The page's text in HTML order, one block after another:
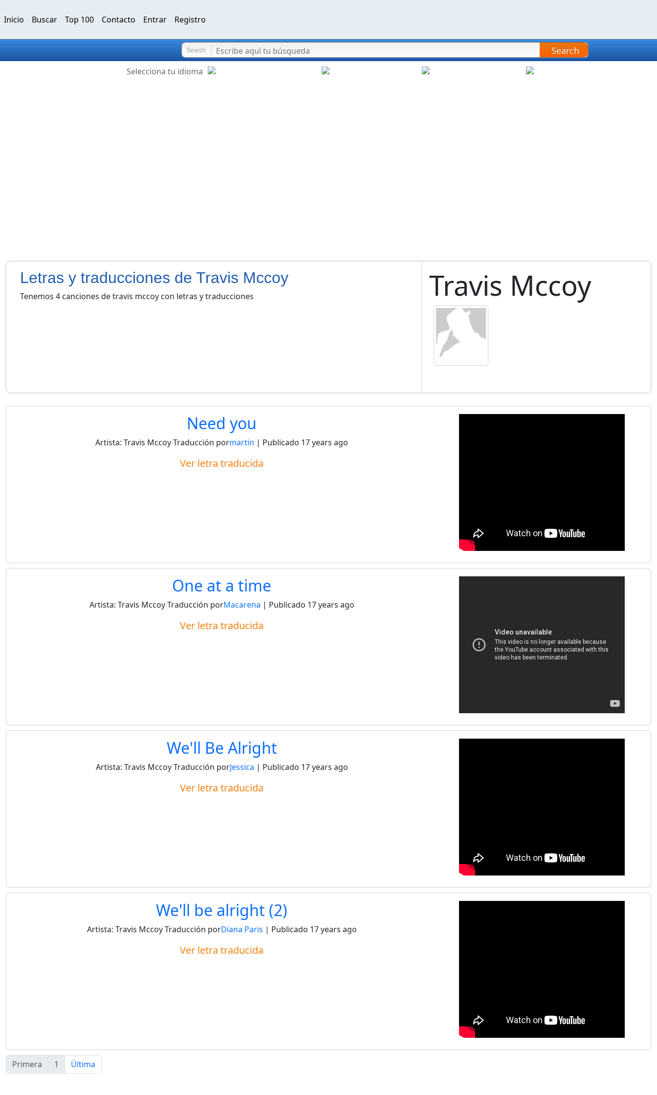
Inicio Buscar Top 100 Contacto Entrar Registro
Search Search
Selecciona tu idioma
Letras y traducciones de Travis Mccoy
Tenemos 4 canciones de travis mccoy con letras y traducciones Travis Mccoy
Need you
Artista:Travis MccoyTraducción pormartin | Publicado 17 years ago
Ver letra traducida
One at a time
Artista: Travis MccoyTraducción porMacarena | Publicado 17 years ago
Ver letra traducida
We'll Be Alright
Artista: Travis MccoyTraducción porJessica | Publicado 17 years ago
Ver letra traducida
We'll be alright (2)
Artista: Travis MccoyTraducción porDiana Paris | Publicado 17 years ago
Ver letra traducida
Primera 1 Última